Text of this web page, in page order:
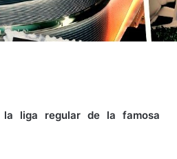
liga regular de la famosa